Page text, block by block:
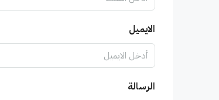
الايميل
الرسالة